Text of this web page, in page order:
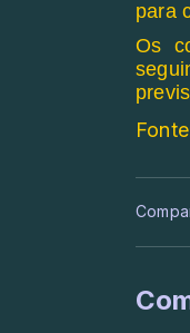
para
Os